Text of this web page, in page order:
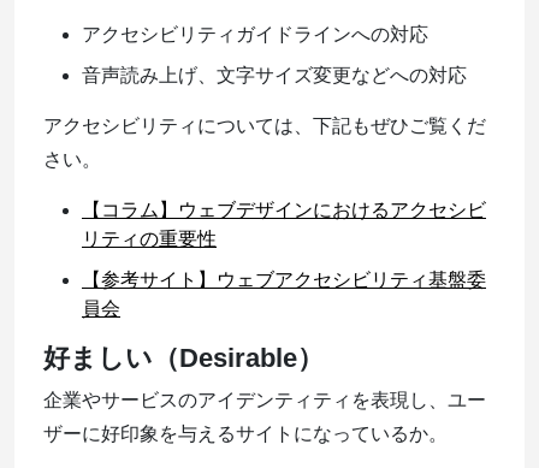
アクセシビリティガイドラインへの対応
音声読み上げ、文字サイズ変更などへの対応
アクセシビリティについては、下記もぜひご覧くだ
さい。
【コラム】ウェブデザインにおけるアクセシビ
リティの重要性
【参考サイト】ウェブアクセシビリティ基盤委
員会
好ましい（Desirable）
企業やサービスのアイデンティティを表現し、ユー
ザーに好印象を与えるサイトになっているか。